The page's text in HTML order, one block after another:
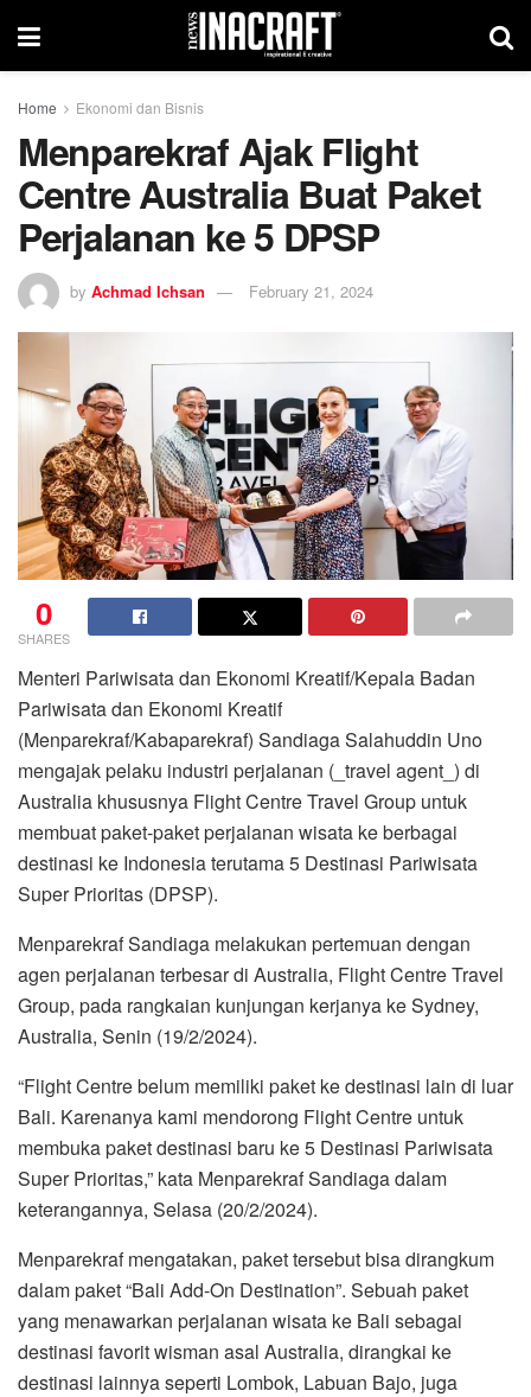
Home Ekonomi dan Bisnis
Menparekraf Ajak Flight
Centre Australia Buat Paket
Perjalanan ke 5 DPSP
by Achmad Ichsan February 21, 2024
0
SHARES
Menteri Pariwisata dan Ekonomi Kreatif/Kepala Badan
Pariwisata dan Ekonomi Kreatif
(Menparekraf/Kabaparekraf) Sandiaga Salahuddin Uno
mengajak pelaku industri perjalanan (_travel agent_) di
Australia khususnya Flight Centre Travel Group untuk
membuat paket-paket perjalanan wisata ke berbagai
destinasi ke Indonesia terutama 5 Destinasi Pariwisata
Super Prioritas (DPSP).
Menparekraf Sandiaga melakukan pertemuan dengan
agen perjalanan terbesar di Australia, Flight Centre Travel
Group, pada rangkaian kunjungan kerjanya ke Sydney,
Australia, Senin (19/2/2024).
“Flight Centre belum memiliki paket ke destinasi lain di luar
Bali. Karenanya kami mendorong Flight Centre untuk
membuka paket destinasi baru ke 5 Destinasi Pariwisata
Super Prioritas,” kata Menparekraf Sandiaga dalam
keterangannya, Selasa (20/2/2024).
Menparekraf mengatakan, paket tersebut bisa dirangkum
dalam paket “Bali Add-On Destination”. Sebuah paket
yang menawarkan perjalanan wisata ke Bali sebagai
destinasi favorit wisman asal Australia, dirangkai ke
destinasi lainnya seperti Lombok, Labuan Bajo, juga